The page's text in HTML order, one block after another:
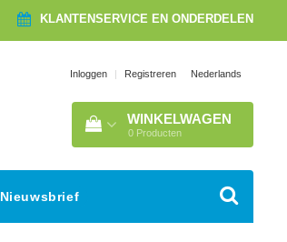
KLANTENSERVICE EN ONDERDELEN
Inloggen | Registreren Nederlands
WINKELWAGEN
0 Producten
Nieuwsbrief